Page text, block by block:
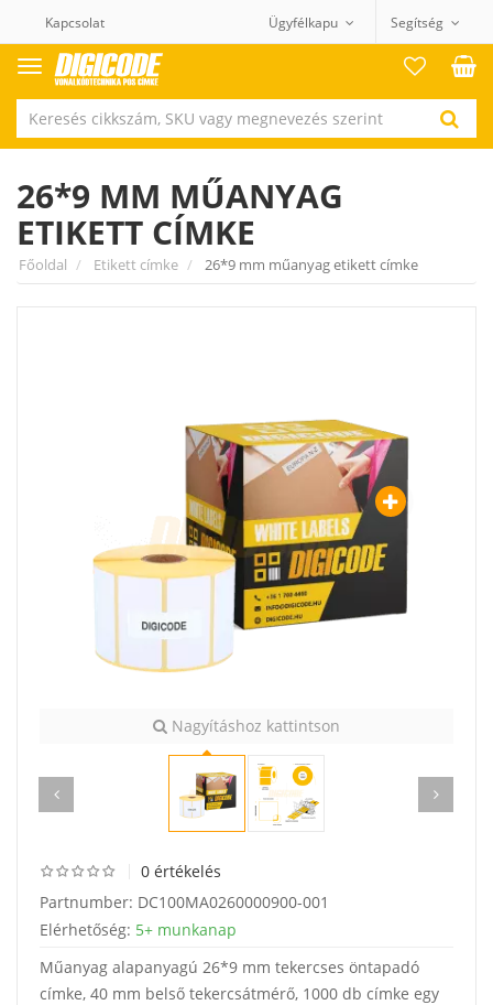
Kapcsolat Ügyfélkapu Segítség
Termék
kategóriák
26*9 MM MŰANYAG
ETIKETT CÍMKE
Főoldal Etikett címke 26*9 mm műanyag etikett címke
Nagyításhoz kattintson
0 értékelés
Partnumber: DC100MA0260000900-001
Elérhetőség: 5+ munkanap
Műanyag alapanyagú 26*9 mm tekercses öntapadó
címke, 40 mm belső tekercsátmérő, 1000 db címke egy